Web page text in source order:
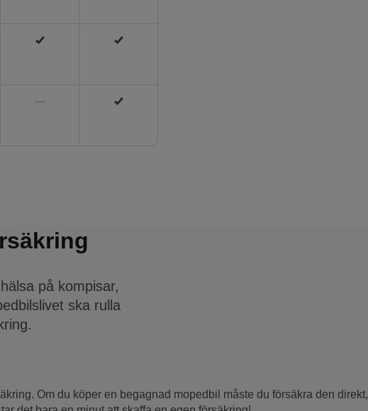
på kompisar,
ska rulla
Om du köper en begagnad mopedbil måste du försäkra den direkt,